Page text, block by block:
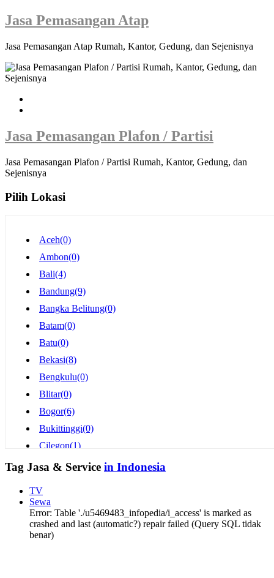
Jasa Pemasangan Atap
Jasa Pemasangan Atap Rumah, Kantor, Gedung, dan Sejenisnya
Jasa Pemasangan Plafon / Partisi
Jasa Pemasangan Plafon / Partisi Rumah, Kantor, Gedung, dan
Sejenisnya
Pilih Lokasi
Aceh(0)
Ambon(0)
Bali(4)
Bandung(9)
Bangka Belitung(0)
Batam(0)
Batu(0)
Bekasi(8)
Bengkulu(0)
Blitar(0)
Bogor(6)
Bukittinggi(0)
Cilegon(1)
Cimahi(2)
Depok
Gorontalo (0)
Jakarta
Tag Jasa & Service in Indonesia
TV
Sewa
Error: Table './u5469483_infopedia/i_access' is marked as
crashed and last (automatic?) repair failed (Query SQL tidak
benar)